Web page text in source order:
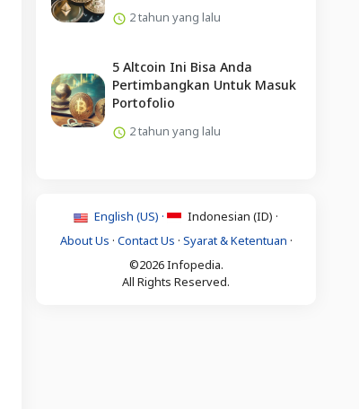
2 tahun yang lalu
5 Altcoin Ini Bisa Anda
Pertimbangkan Untuk Masuk
Portofolio
2 tahun yang lalu
English (US) ·
Indonesian (ID) ·
About Us · Contact Us · Syarat & Ketentuan ·
©2026 Infopedia.
All Rights Reserved.